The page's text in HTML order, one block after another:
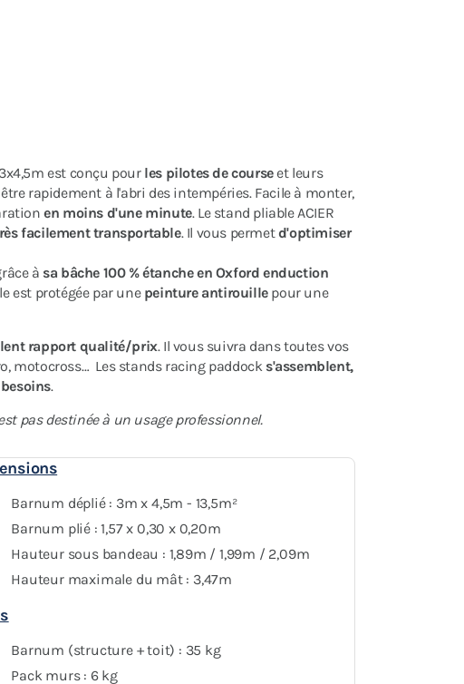
est conçu pourles pilotes de courseet leurs
rapidement à l'abri des intempéries. Facile à monter,
en moins d'une minute. Le stand pliable ACIER
facilement transportable. Il vous permetd'optimiser
à sa bâche 100 % étanche en Oxford enduction
est protégée par une peinture antirouillepour une
rapport qualité/prix. Il vous suivra dans toutes vos
motocross… Les stands racing paddock s'assemblent,
.
pas destinée à un usage professionnel.
Barnum déplié : 3m x 4,5m - 13,5m²
Barnum plié : 1,57 x 0,30 x 0,20m
Hauteur sous bandeau : 1,89m / 1,99m / 2,09m
Hauteur maximale du mât : 3,47m
Barnum (structure + toit) : 35 kg
Pack murs : 6 kg